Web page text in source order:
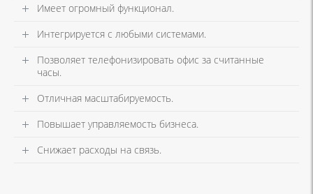
Имеет огромный функционал.
Интегрируется с любыми системами.
Позволяет телефонизировать офис за считанные
часы.
Отличная масштабируемость.
Повышает управляемость бизнеса.
Снижает расходы на связь.